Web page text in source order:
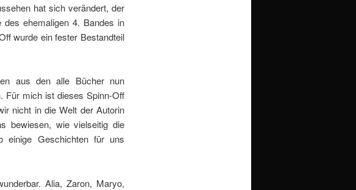
hat sich verändert, der
ehemaligen 4. Bandes in
wurde ein fester Bestandteil
aus den alle Bücher nun
Für mich ist dieses Spinn-Off
nicht in die Welt der Autorin
bewiesen, wie vielseitig die
Geschichten für uns
Alia, Zaron, Maryo,